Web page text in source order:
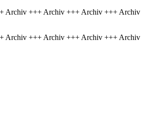
Archiv +++ Archiv +++ Archiv +++ Archiv
Archiv +++ Archiv +++ Archiv +++ Archiv